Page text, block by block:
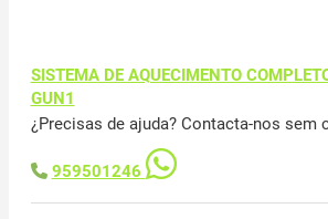
SISTEMA DE AQUECIMENTO
GUN1
¿Precisas de ajuda? Contacta-nos sem
959501246